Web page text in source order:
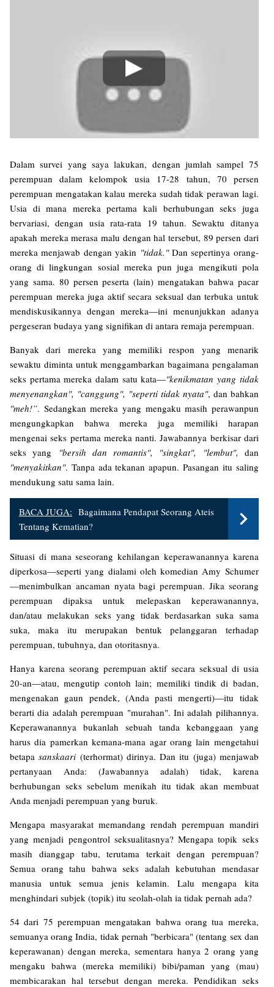
Dalam survei yang saya lakukan, dengan jumlah sampel 75
perempuan dalam kelompok usia 17-28 tahun, 70 persen
perempuan mengatakan kalau mereka sudah tidak perawan lagi.
Usia di mana mereka pertama kali berhubungan seks juga
bervariasi, dengan usia rata-rata 19 tahun. Sewaktu ditanya
apakah mereka merasa malu dengan hal tersebut, 89 persen dari
mereka menjawab dengan yakin "tidak."Dan sepertinya orang-
orang di lingkungan sosial mereka pun juga mengikuti pola
yang sama. 80 persen peserta (lain) mengatakan bahwa pacar
perempuan mereka juga aktif secara seksual dan terbuka untuk
mendiskusikannya dengan mereka—ini menunjukkan adanya
pergeseran budaya yang signifikan di antara remaja perempuan.
Banyak dari mereka yang memiliki respon yang menarik
sewaktu diminta untuk menggambarkan bagaimana pengalaman
seks pertama mereka dalam satu kata—"kenikmatan yang tidak
menyenangkan", "canggung", "seperti tidak nyata", dan bahkan
"meh!”. Sedangkan mereka yang mengaku masih perawanpun
mengungkapkan bahwa mereka juga memiliki harapan
mengenai seks pertama mereka nanti. Jawabannya berkisar dari
seks yang
"bersih dan romantis", "singkat", "lembut", dan
"menyakitkan". Tanpa ada tekanan apapun. Pasangan itu saling
mendukung satu sama lain.
BACA JUGA: Bagaimana Pendapat Seorang Ateis
Tentang Kematian?
Situasi di mana seseorang kehilangan keperawanannya karena
diperkosa—seperti yang dialami oleh komedian Amy Schumer
—menimbulkan ancaman nyata bagi perempuan. Jika seorang
perempuan dipaksa untuk melepaskan keperawanannya,
dan/atau melakukan seks yang tidak berdasarkan suka sama
suka, maka itu merupakan bentuk pelanggaran terhadap
perempuan, tubuhnya, dan otoritasnya.
Hanya karena seorang perempuan aktif secara seksual di usia
20-an—atau, mengutip contoh lain; memiliki tindik di badan,
mengenakan gaun pendek, (Anda pasti mengerti)—itu tidak
berarti dia adalah perempuan "murahan". Ini adalah pilihannya.
Keperawanannya bukanlah sebuah tanda kebanggaan yang
harus dia pamerkan kemana-mana agar orang lain mengetahui
betapasanskaari (terhormat) dirinya. Dan itu (juga) menjawab
pertanyaan Anda: (Jawabannya adalah) tidak, karena
berhubungan seks sebelum menikah itu tidak akan membuat
Anda menjadi perempuan yang buruk.
Mengapa masyarakat memandang rendah perempuan mandiri
yang menjadi pengontrol seksualitasnya? Mengapa topik seks
masih dianggap tabu, terutama terkait dengan perempuan?
Semua orang tahu bahwa seks adalah kebutuhan mendasar
manusia untuk semua jenis kelamin. Lalu mengapa kita
menghindari subjek (topik) itu seolah-olah ia tidak pernah ada?
54 dari 75 perempuan mengatakan bahwa orang tua mereka,
semuanya orang India, tidak pernah "berbicara" (tentang sex dan
keperawanan) dengan mereka, sementara hanya 2 orang yang
mengaku bahwa (mereka memiliki) bibi/paman yang (mau)
membicarakan hal tersebut dengan mereka. Pendidikan seks